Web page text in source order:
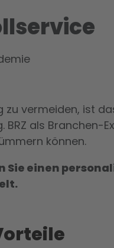
vermeiden, ist
BRZ als Branchen-
können.
Sie einen